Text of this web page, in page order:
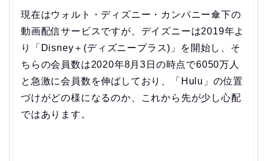
現在はウォルト・ディズニー・カンパニー傘下の
動画配信サービスですが、デイズニーは2019年よ
り「Disney＋(ディズニープラス)」を開始し、そ
ちらの会員数は2020年8月3日の時点で6050万人
と急激に会員数を伸ばしており、「Hulu」の位置
づけがどの様になるのか、これから先が少し心配
ではあります。